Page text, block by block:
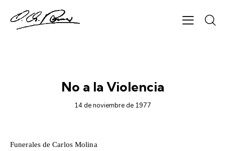
No a la Violencia
14 de noviembre de 1977
Funerales de Carlos Molina